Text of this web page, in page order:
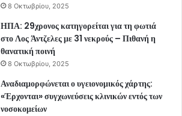
8 Οκτωβρίου, 2025
ΗΠΑ: 29χρονος κατηγορείται για τη φωτιά
στο Λος Άντζελες με 31 νεκρούς – Πιθανή η
θανατική ποινή
8 Οκτωβρίου, 2025
Αναδιαμορφώνεται ο υγειονομικός χάρτης:
«Έρχονται» συγχωνεύσεις κλινικών εντός των
νοσοκομείων